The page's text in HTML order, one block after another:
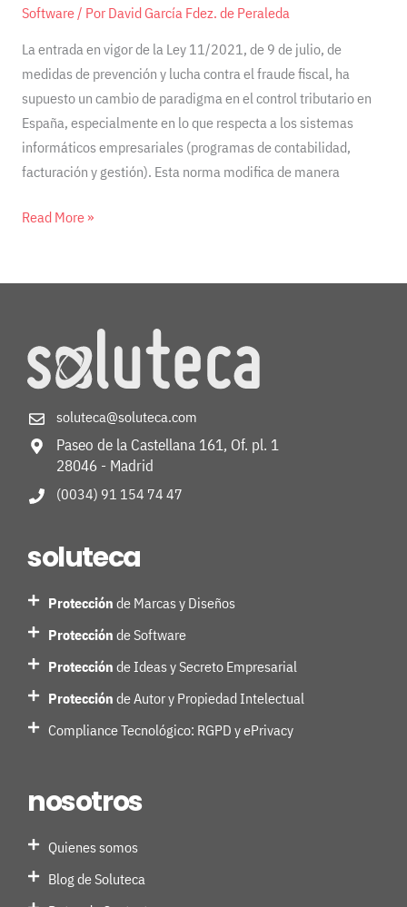
Software/ Por David García Fdez. de Peraleda
La entrada en vigor de la Ley 11/2021, de 9 de julio, de
medidas de prevención y lucha contra el fraude fiscal, ha
supuesto un cambio de paradigma en el control tributario en
España, especialmente en lo que respecta a los sistemas
informáticos empresariales (programas de contabilidad,
facturación y gestión). Esta norma modifica de manera
Read More »
soluteca@soluteca.com
Paseo de la Castellana 161, Of. pl. 1
28046 - Madrid
(0034) 91 154 74 47
soluteca
Protección de Marcas y Diseños
Protección de Software
Protección de Ideas y Secreto Empresarial
Protección de Autor y Propiedad Intelectual
Compliance Tecnológico: RGPD y ePrivacy
nosotros
Quienes somos
Blog de Soluteca